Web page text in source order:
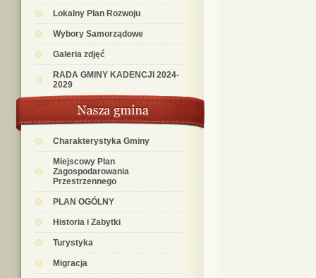
Lokalny Plan Rozwoju
Wybory Samorządowe
Galeria zdjęć
RADA GMINY KADENCJI 2024-
2029
Charakterystyka Gminy
Miejscowy Plan
Zagospodarowania
Przestrzennego
PLAN OGÓLNY
Historia i Zabytki
Turystyka
Migracja